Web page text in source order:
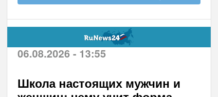
06.08.2026 - 13:55
Школа настоящих мужчин и